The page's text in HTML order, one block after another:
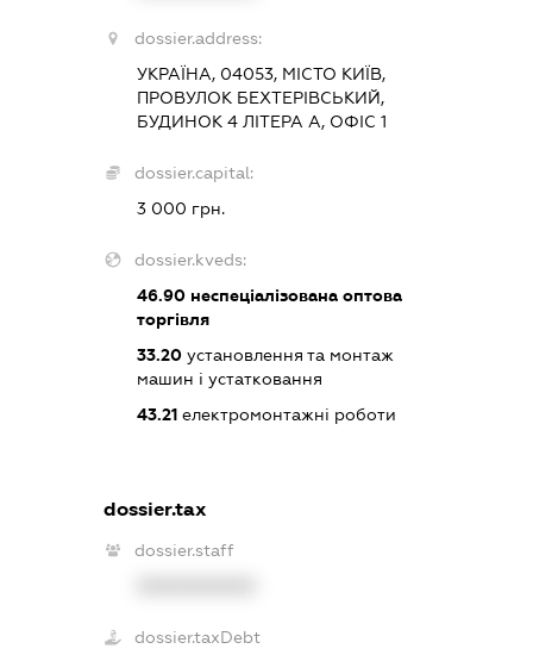
dossier.address:
УКРАЇНА, 04053, МІСТО КИЇВ,
ПРОВУЛОК БЕХТЕРІВСЬКИЙ,
БУДИНОК 4 ЛІТЕРА А, ОФІС 1
dossier.capital:
3 000 грн.
dossier.kveds:
46.90 неспеціалізована оптова
торгівля
33.20 установлення та монтаж
машин і устатковання
43.21 електромонтажні роботи
dossier.tax
dossier.staff
dossier.taxDebt